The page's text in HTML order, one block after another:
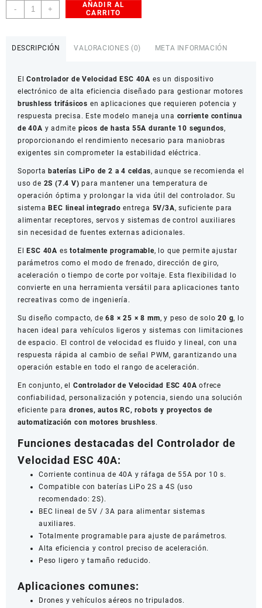
-
Controlador
de
Programable
cantidad
+
AÑADIR AL
CARRITO
DESCRIPCIÓN VALORACIONES (0) META INFORMACIÓN
ElControlador de Velocidad ESC 40A es un dispositivo
electrónico de alta eficiencia diseñado para gestionar motores
brushless trifásicos en aplicaciones que requieren potencia y
respuesta precisa. Este modelo maneja una corriente continua
de 40A y admite picos de hasta 55A durante 10 segundos,
proporcionando el rendimiento necesario para maniobras
exigentes sin comprometer la estabilidad eléctrica.
Soportabaterías LiPo de 2 a 4 celdas, aunque se recomienda el
uso de 2S (7.4 V) para mantener una temperatura de
operación óptima y prolongar la vida útil del controlador. Su
sistemaBEC lineal integrado entrega 5V/3A, suficiente para
alimentar receptores, servos y sistemas de control auxiliares
sin necesidad de fuentes externas adicionales.
ElESC 40A estotalmente programable, lo que permite ajustar
parámetros como el modo de frenado, dirección de giro,
aceleración o tiempo de corte por voltaje. Esta flexibilidad lo
convierte en una herramienta versátil para aplicaciones tanto
recreativas como de ingeniería.
Su diseño compacto, de68 × 25 × 8 mm, y peso de solo20 g, lo
hacen ideal para vehículos ligeros y sistemas con limitaciones
de espacio. El control de velocidad es fluido y lineal, con una
respuesta rápida al cambio de señal PWM, garantizando una
operación estable en todo el rango de aceleración.
En conjunto, el Controlador de Velocidad ESC 40A ofrece
confiabilidad, personalización y potencia, siendo una solución
eficiente paradrones, autos RC, robots y proyectos de
automatización con motores brushless.
Funciones destacadas del Controlador de
Velocidad ESC 40A:
Corriente continua de 40A y ráfaga de 55A por 10 s.
Compatible con baterías LiPo 2S a 4S (uso
recomendado: 2S).
BEC lineal de 5V / 3A para alimentar sistemas
auxiliares.
Totalmente programable para ajuste de parámetros.
Alta eficiencia y control preciso de aceleración.
Peso ligero y tamaño reducido.
Aplicaciones comunes:
Drones y vehículos aéreos no tripulados.